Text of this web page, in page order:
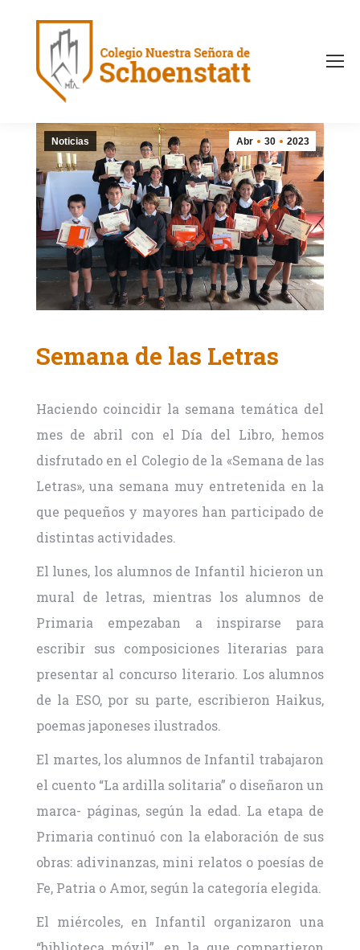
Abr 30 2023
Noticias
Semana de las Letras
Haciendo coincidir la semana temática del
mes de abril con el Día del Libro, hemos
disfrutado en el Colegio de la «Semana de las
Letras», una semana muy entretenida en la
que pequeños y mayores han participado de
distintas actividades.
El lunes, los alumnos de Infantil hicieron un
mural de letras, mientras los alumnos de
Primaria empezaban a inspirarse para
escribir sus composiciones literarias para
presentar al concurso literario. Los alumnos
de la ESO, por su parte, escribieron Haikus,
poemas japoneses ilustrados.
El martes, los alumnos de Infantil trabajaron
el cuento “La ardilla solitaria” o diseñaron un
marca- páginas, según la edad. La etapa de
Primaria continuó con la elaboración de sus
obras: adivinanzas, mini relatos o poesías de
Fe, Patria o Amor, según la categoría elegida.
El miércoles, en Infantil organizaron una